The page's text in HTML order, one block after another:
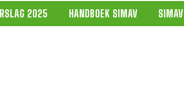
2025 HANDBOEK SIMAV